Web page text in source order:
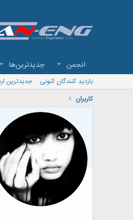
انجمن جدیدترین‌ها
بازدید کنندگان کنونی جدیدترین
کاربران